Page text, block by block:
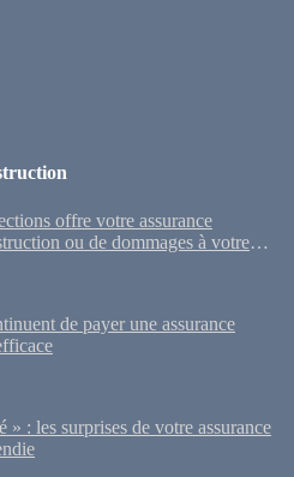
offre votre assurance
ou de dommages à votre
de payer une assurance
» : les surprises de votre assurance